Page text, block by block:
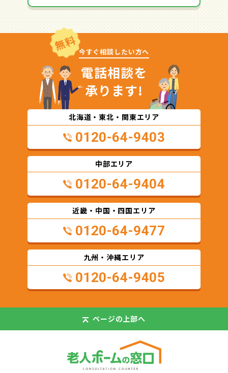
無料 今すぐ相談したい方へ
電話相談を
承ります!
北海道・東北・関東エリア
0120-64-9403
中部エリア
0120-64-9404
近畿・中国・四国エリア
0120-64-9477
九州・沖縄エリア
0120-64-9405
ページの上部へ